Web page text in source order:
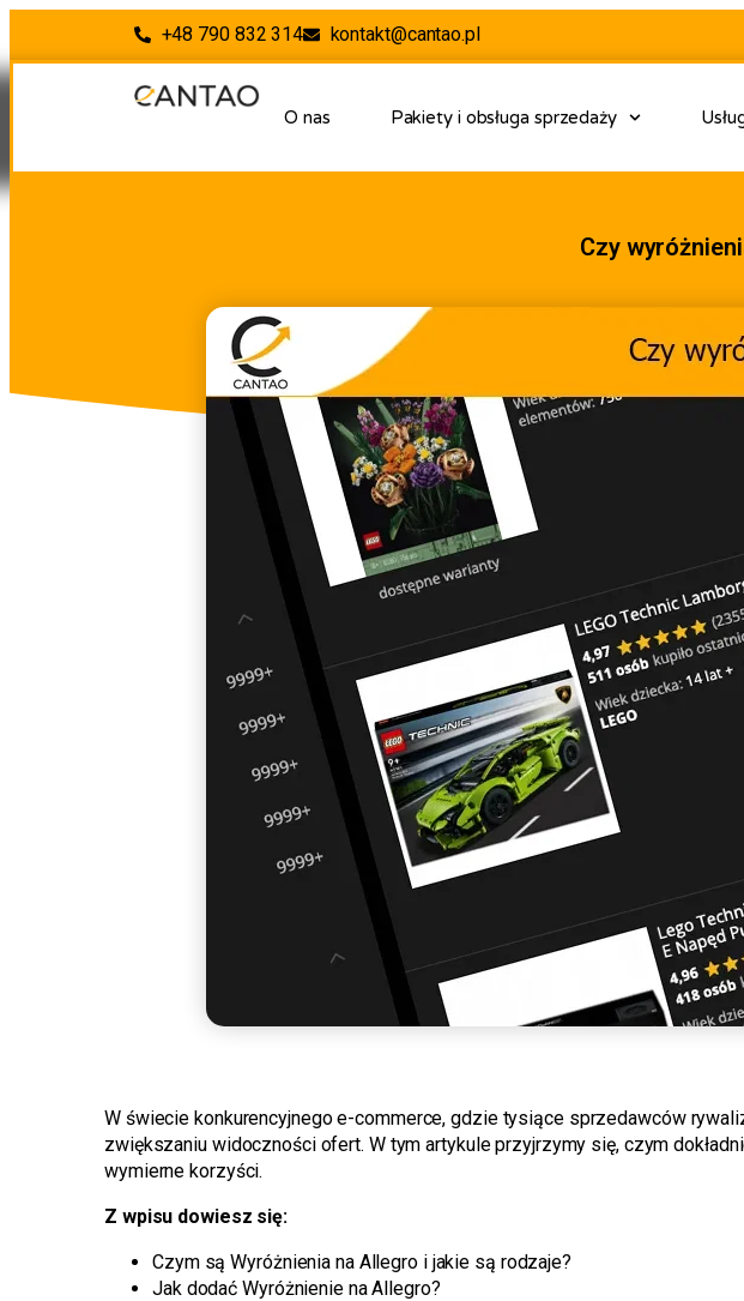
+48 790 832 314 kontakt@cantao.pl
O nas Pakiety i obsługa sprzedaży
Czy
W świecie konkurencyjnego e-commerce, gdzie tysiące sprzedawców
zwiększaniu widoczności ofert. W tym artykule przyjrzymy się, czym
wymierne korzyści.
Z wpisu dowiesz się:
Czym są Wyróżnienia na Allegro i jakie są rodzaje?
Jak dodać Wyróżnienie na Allegro?